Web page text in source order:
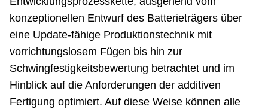
konzeptionellen Entwurf des Batterieträgers über
eine Update-fähige Produktionstechnik mit
vorrichtungslosem Fügen bis hin zur
Schwingfestigkeitsbewertung betrachtet und im
Hinblick auf die Anforderungen der additiven
Fertigung optimiert. Auf diese Weise können alle